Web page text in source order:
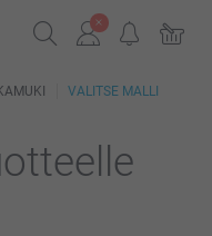
VALITSE MALLI